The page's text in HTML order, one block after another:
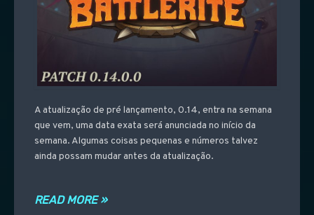
A atualização de pré lançamento, 0.14, entra na semana
que vem, uma data exata será anunciada no início da
semana. Algumas coisas pequenas e números talvez
ainda possam mudar antes da atualização.
READ MORE »